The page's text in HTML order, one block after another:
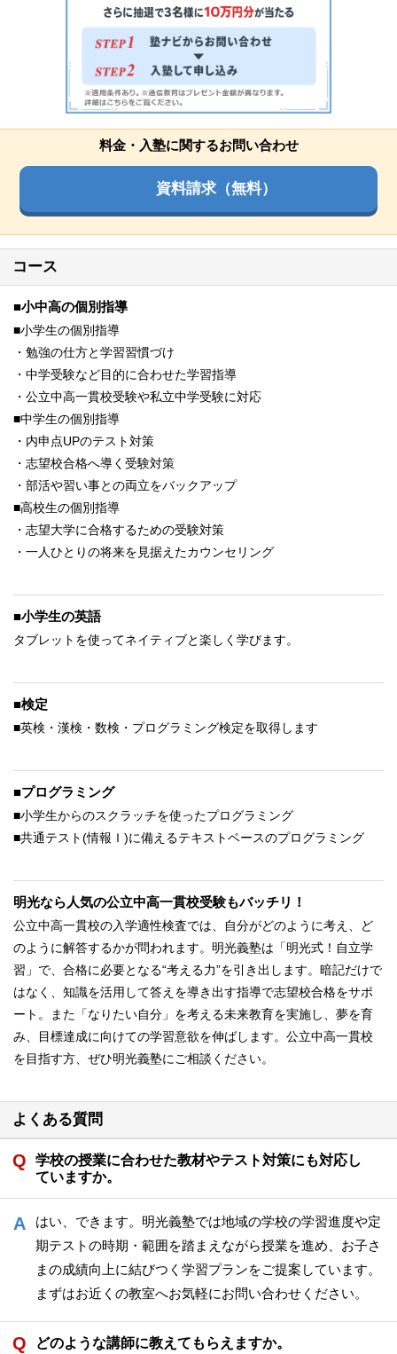
料金・入塾に関するお問い合わせ
資料請求（無料）
コース
■小中高の個別指導
■小学生の個別指導
・勉強の仕方と学習習慣づけ
・中学受験など目的に合わせた学習指導
・公立中高一貫校受験や私立中学受験に対応
■中学生の個別指導
・内申点UPのテスト対策
・志望校合格へ導く受験対策
・部活や習い事との両立をバックアップ
■高校生の個別指導
・志望大学に合格するための受験対策
・一人ひとりの将来を見据えたカウンセリング
■小学生の英語
タブレットを使ってネイティブと楽しく学びます。
■検定
■英検・漢検・数検・プログラミング検定を取得します
■プログラミング
■小学生からのスクラッチを使ったプログラミング
■共通テスト(情報Ｉ)に備えるテキストベースのプログラミング
明光なら人気の公立中高一貫校受験もバッチリ！
公立中高一貫校の入学適性検査では、自分がどのように考え、ど
のように解答するかが問われます。明光義塾は「明光式！自立学
習」で、合格に必要となる“考える力”を引き出します。暗記だけで
はなく、知識を活用して答えを導き出す指導で志望校合格をサポ
ート。また「なりたい自分」を考える未来教育を実施し、夢を育
み、目標達成に向けての学習意欲を伸ばします。公立中高一貫校
を目指す方、ぜひ明光義塾にご相談ください。
よくある質問
学校の授業に合わせた教材やテスト対策にも対応し
ていますか。
はい、できます。明光義塾では地域の学校の学習進度や定
期テストの時期・範囲を踏まえながら授業を進め、お子さ
まの成績向上に結びつく学習プランをご提案しています。
まずはお近くの教室へお気軽にお問い合わせください。
どのような講師に教えてもらえますか。